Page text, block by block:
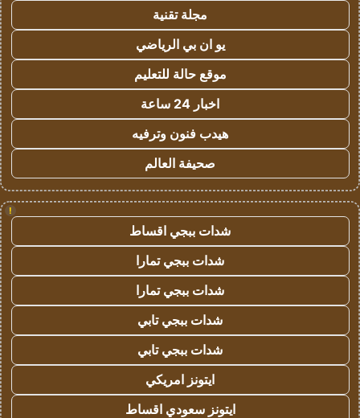
مجلة تقنية
يو ان بي الرياضي
موقع حالة للتعليم
اخبار 24 ساعة
هيدب فنون وترفيه
صحيفة العالم
!
شدات ببجي اقساط
شدات ببجي تمارا
شدات ببجي تمارا
شدات ببجي تابي
شدات ببجي تابي
ايتونز امريكي
ايتونز سعودي اقساط